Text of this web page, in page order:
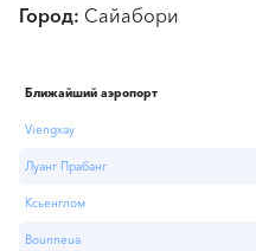
Город Сайабори
Ближайший аэропорт
Viengxay
Луанг Прабанг
Ксьенглом
Bounneua